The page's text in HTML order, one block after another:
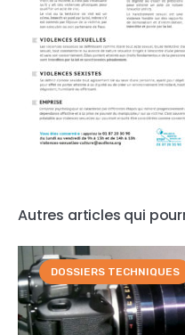
Autres articles qui
DOSSIERS TECHNIQUES